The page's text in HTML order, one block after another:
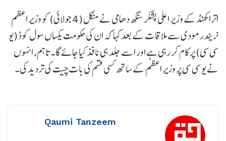
اتراکھنڈ کے وزیر اعلی پشکر سنگھ دھامی نے منگل (4 جولائی) کو وزیر اعظم
نریندر مودی سے ملاقات کے بعد کہا کہ ان کی حکومت یکساں سول کوڈ (یو
سی سی) پر کام کر رہی ہے اور اسے جلد ہی نافذ کیا جائے گا۔ تاہم، انہوں
نے یو سی سی پر وزیر اعظم کے ساتھ کسی قسم کی بات چیت کی تردید کی۔
Qaumi Tanzeem